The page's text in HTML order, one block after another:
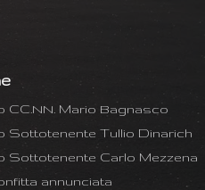
CC.NN. Mario Bagnasco
Sottotenente Tullio Dinarich
Sottotenente Carlo Mezzena
annunciata